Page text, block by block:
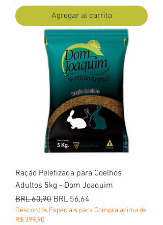
Agregar al carrito
Ração Peletizada para Coelhos
Adultos 5kg - Dom Joaquim
Precio
BRL 60,90 Precio de oferta
BRL 56,64
Descontos Especiais para Compra acima de
R$ 399,90